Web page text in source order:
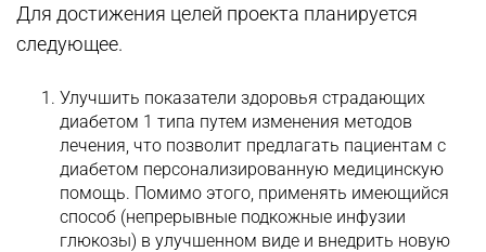
Для достижения целей проекта планируется
следующее.
Улучшить показатели здоровья страдающих
диабетом 1 типа путем изменения методов
лечения, что позволит предлагать пациентам с
диабетом персонализированную медицинскую
помощь. Помимо этого, применять имеющийся
способ (непрерывные подкожные инфузии
глюкозы) в улучшенном виде и внедрить новую